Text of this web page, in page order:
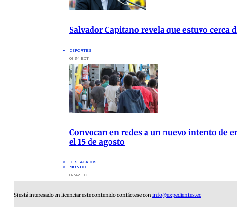
Salvador Capitano revela que estuvo cerca
DEPORTES
09:34 ECT
Convocan en redes a un nuevo intento de
el 15 de agosto
DESTACADOS
MUNDO
07:42 ECT
Si está interesado en licenciar este contenido contáctese coninfo@expedientes.ec